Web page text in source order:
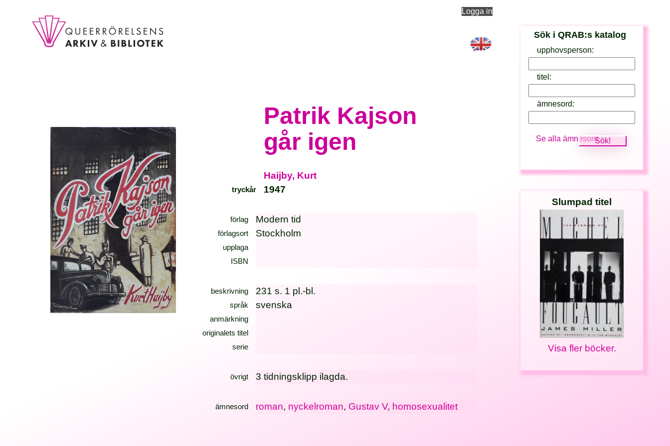
Logga in
Sök i QRAB:s katalog
upphovsperson:
titel:
ämnesord:
Se alla ämnesord
Slumpad titel
Visa fler böcker.
Patrik Kajson
går igen
Haijby, Kurt
tryckår 1947
förlag Modern tid
förlagsort Stockholm
upplaga
ISBN
beskrivning 231 s. 1 pl.-bl.
språk svenska
anmärkning
originalets titel
serie
övrigt 3 tidningsklipp ilagda.
ämnesord roman, nyckelroman, Gustav V, homosexualitet